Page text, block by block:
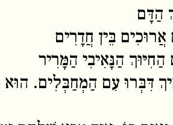
הַדָּם
בֵּין חֲדָרִים
הַנָּאִיבִי הַמָּרִיר
דִּבְּרוּ עִם הַמְחַבְּלִים. הוּא